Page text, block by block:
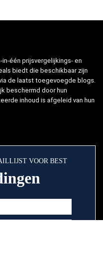
één prijsvergelijkings- en
biedt die beschikbaar zijn
de laatst toegevoegde blogs.
beschermd door hun
inhoud is afgeleid van hun
VOOR BEST